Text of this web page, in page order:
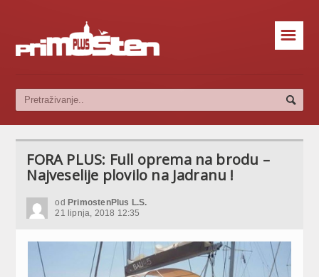
☰
FORA PLUS: Full oprema na brodu –
Najveselije plovilo na Jadranu !
od PrimostenPlus L.S.
21 lipnja, 2018 12:35